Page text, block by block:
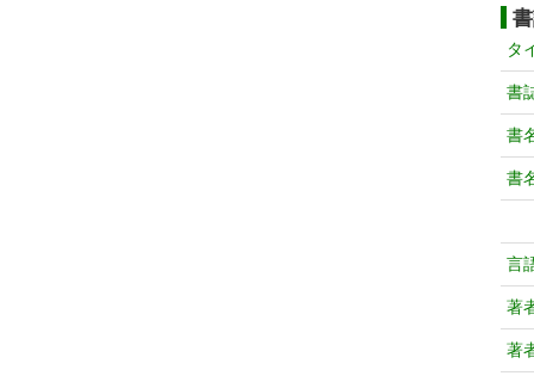
タ
書
書
書
言
著
著